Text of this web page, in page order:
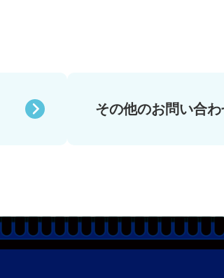
その他のお問い合わ